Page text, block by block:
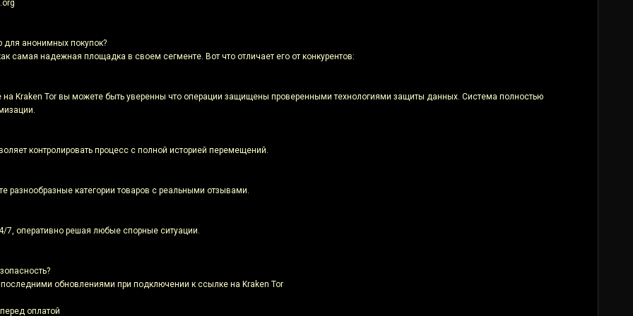
анонимных покупок?
самая надежная площадка в своем сегменте. Вот что отличает его от конкурентов:
Kraken Tor вы можете быть уверенны что операции защищены проверенными технологиями защиты данных. Система полностью
контролировать процесс с полной историей перемещений.
разнообразные категории товаров с реальными отзывами.
7, оперативно решая любые спорные ситуации.
обновлениями при подключении к ссылке на Kraken Tor
оплатой